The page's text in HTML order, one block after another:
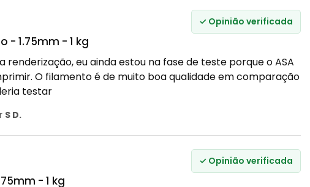
- 1.75mm - 1 kg
✓ Opinião verificada
eu ainda estou na fase de teste porque o ASA
O filamento é de muito boa qualidade em comparação
testar
S D.
- 1 kg
✓ Opinião verificada